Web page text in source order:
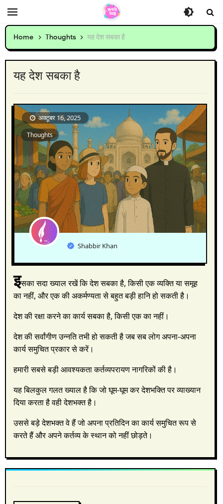
Home Thoughts यह देश सबका है
यह देश सबका है
Thoughts
Shabbir Khan
अक्टूबर 16, 2025
इसका सदा ख्याल रखें कि देश सबका है, किसी एक व्यक्ति या समूह
का नहीं, और एक की अकर्मण्यता से बहुत बड़ी हानि हो सकती है।
देश की रक्षा करने का कार्य सबका है, किसी एक का नहीं।
देश की सर्वांगीण उन्नति तभी हो सकती है जब सब लोग अपना-अपना
कार्य समुचित प्रकार से करें।
हमारी सबसे बड़ी आवश्यकता कर्तव्यपरायण नागरिकों की है।
यह बिलकुल गलत ख्याल है कि जो घूम-घूम कर देशभक्ति पर व्याख्यान
दिया करता है वही देशभक्त है।
उससे बड़े देशभक्त वे हैं जो अपना प्रतिदिन का कार्य समुचित रूप से
करते हैं और अपने कर्तव्य के स्थान को नहीं छोड़ते।